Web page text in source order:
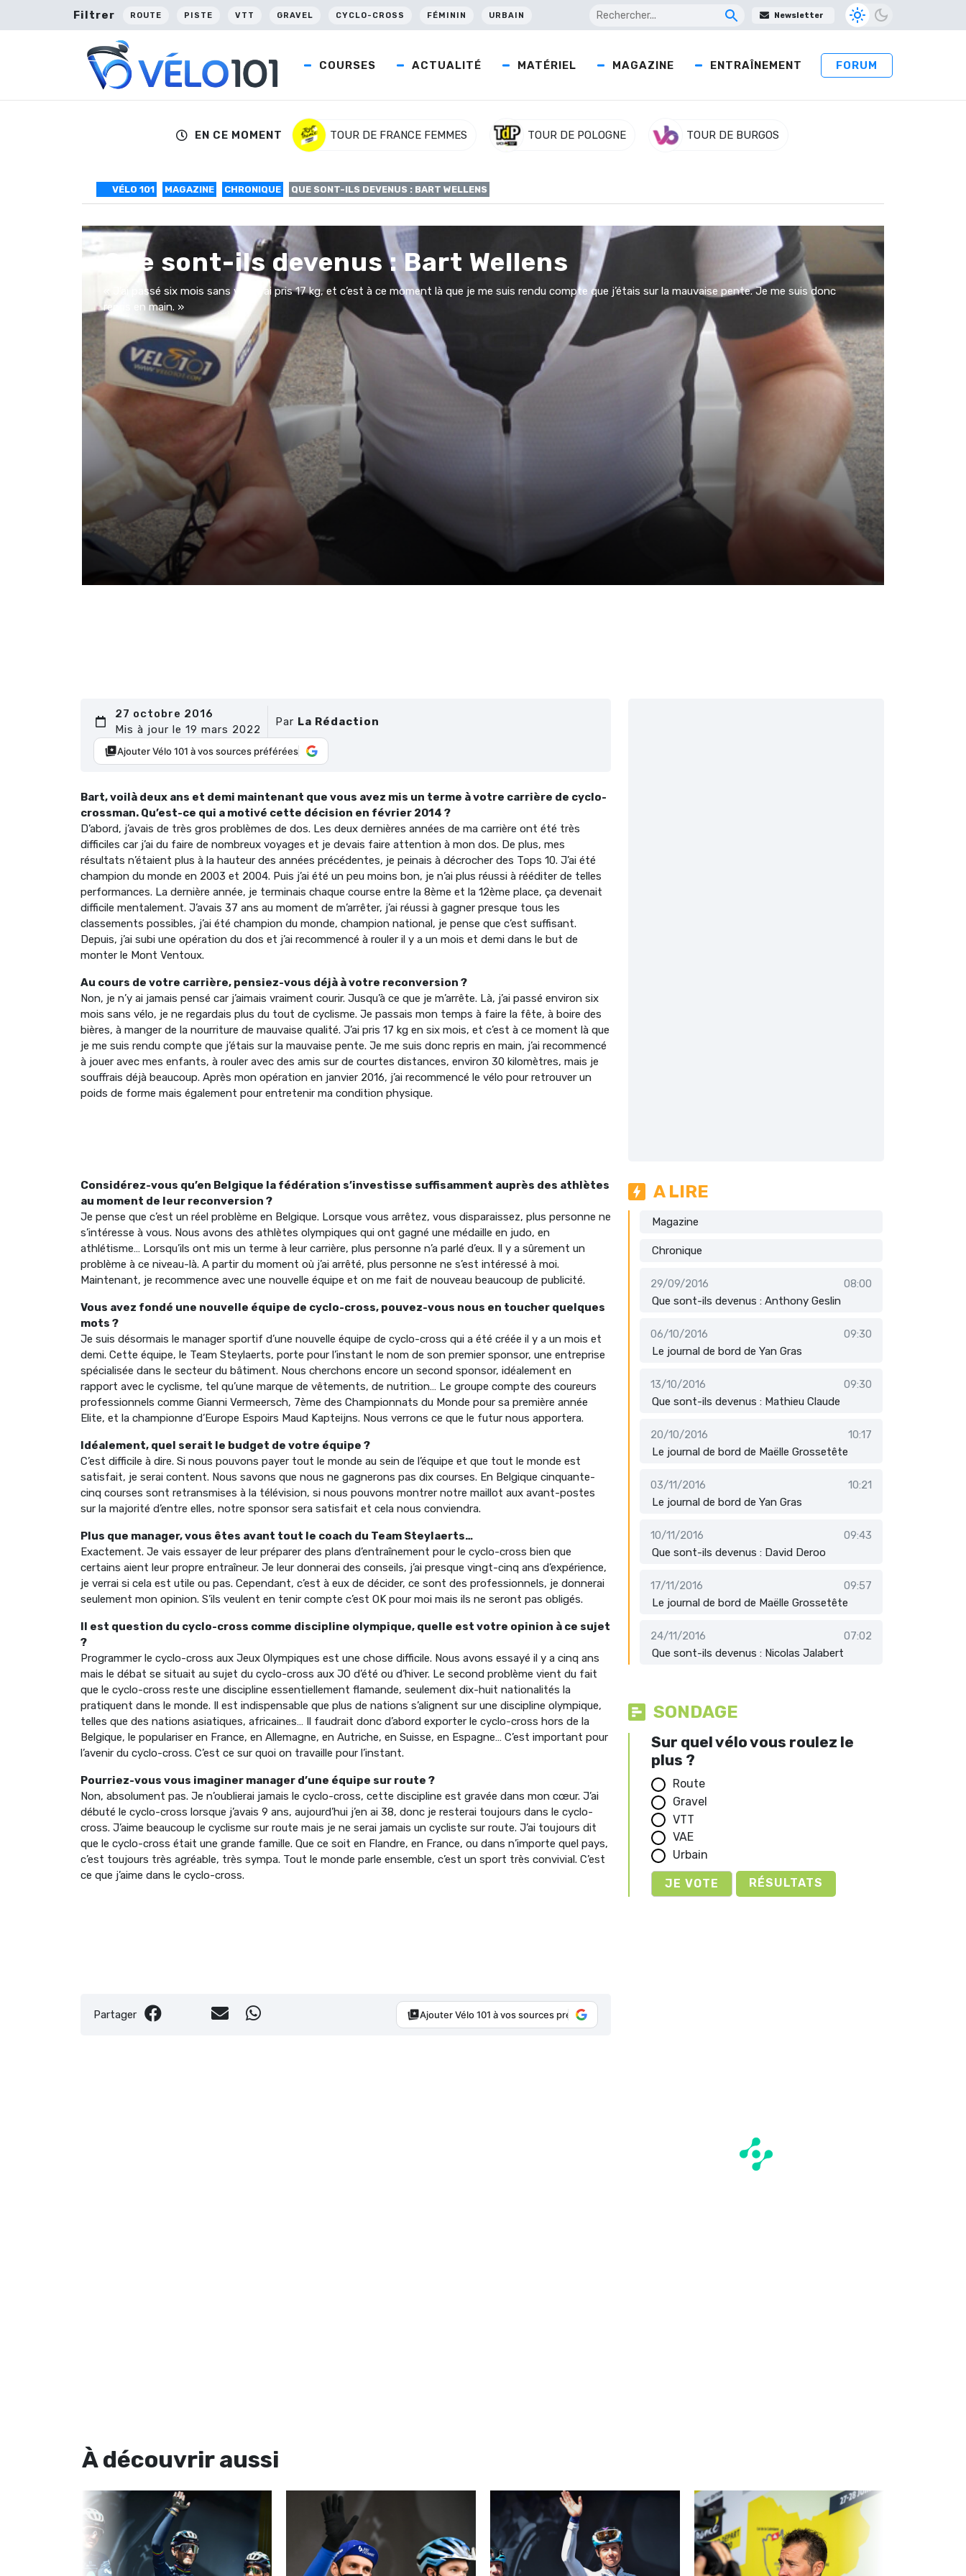
Filtrer ROUTE PISTE VTT GRAVEL CYCLO-CROSS FÉMININ URBAIN Newsletter
COURSES ACTUALITÉ MATÉRIEL MAGAZINE ENTRAÎNEMENT FORUM
EN CE MOMENT TOUR DE FRANCE FEMMES TOUR DE POLOGNE TOUR DE BURGOS
VÉLO 101 MAGAZINE CHRONIQUE QUE SONT-ILS DEVENUS : BART WELLENS
Que sont-ils devenus : Bart Wellens
« J’ai passé six mois sans vélo, j’ai pris 17 kg, et c’est à ce moment là que je me suis rendu compte que j’étais sur la mauvaise pente. Je me suis donc
repris en main. »
27 octobre 2016
Mis à jour le 19 mars 2022
Par La Rédaction
Ajouter Vélo 101 à vos sources préférées
Bart, voilà deux ans et demi maintenant que vous avez mis un terme à votre carrière de cyclo-
crossman. Qu’est-ce qui a motivé cette décision en février 2014 ?
D’abord, j’avais de très gros problèmes de dos. Les deux dernières années de ma carrière ont été très
difficiles car j’ai du faire de nombreux voyages et je devais faire attention à mon dos. De plus, mes
résultats n’étaient plus à la hauteur des années précédentes, je peinais à décrocher des Tops 10. J’ai été
champion du monde en 2003 et 2004. Puis j’ai été un peu moins bon, je n’ai plus réussi à rééditer de telles
performances. La dernière année, je terminais chaque course entre la 8ème et la 12ème place, ça devenait
difficile mentalement. J’avais 37 ans au moment de m’arrêter, j’ai réussi à gagner presque tous les
classements possibles, j’ai été champion du monde, champion national, je pense que c’est suffisant.
Depuis, j’ai subi une opération du dos et j’ai recommencé à rouler il y a un mois et demi dans le but de
monter le Mont Ventoux.
Au cours de votre carrière, pensiez-vous déjà à votre reconversion ?
Non, je n’y ai jamais pensé car j’aimais vraiment courir. Jusqu’à ce que je m’arrête. Là, j’ai passé environ six
mois sans vélo, je ne regardais plus du tout de cyclisme. Je passais mon temps à faire la fête, à boire des
bières, à manger de la nourriture de mauvaise qualité. J’ai pris 17 kg en six mois, et c’est à ce moment là que
je me suis rendu compte que j’étais sur la mauvaise pente. Je me suis donc repris en main, j’ai recommencé
à jouer avec mes enfants, à rouler avec des amis sur de courtes distances, environ 30 kilomètres, mais je
souffrais déjà beaucoup. Après mon opération en janvier 2016, j’ai recommencé le vélo pour retrouver un
poids de forme mais également pour entretenir ma condition physique.
Considérez-vous qu’en Belgique la fédération s’investisse suffisamment auprès des athlètes
au moment de leur reconversion ?
Je pense que c’est un réel problème en Belgique. Lorsque vous arrêtez, vous disparaissez, plus personne ne
s’intéresse à vous. Nous avons des athlètes olympiques qui ont gagné une médaille en judo, en
athlétisme… Lorsqu’ils ont mis un terme à leur carrière, plus personne n’a parlé d’eux. Il y a sûrement un
problème à ce niveau-là. A partir du moment où j’ai arrêté, plus personne ne s’est intéressé à moi.
Maintenant, je recommence avec une nouvelle équipe et on me fait de nouveau beaucoup de publicité.
Vous avez fondé une nouvelle équipe de cyclo-cross, pouvez-vous nous en toucher quelques
mots ?
Je suis désormais le manager sportif d’une nouvelle équipe de cyclo-cross qui a été créée il y a un mois et
demi. Cette équipe, le Team Steylaerts, porte pour l’instant le nom de son premier sponsor, une entreprise
spécialisée dans le secteur du bâtiment. Nous cherchons encore un second sponsor, idéalement en
rapport avec le cyclisme, tel qu’une marque de vêtements, de nutrition… Le groupe compte des coureurs
professionnels comme Gianni Vermeersch, 7ème des Championnats du Monde pour sa première année
Elite, et la championne d’Europe Espoirs Maud Kapteijns. Nous verrons ce que le futur nous apportera.
Idéalement, quel serait le budget de votre équipe ?
C’est difficile à dire. Si nous pouvons payer tout le monde au sein de l’équipe et que tout le monde est
satisfait, je serai content. Nous savons que nous ne gagnerons pas dix courses. En Belgique cinquante-
cinq courses sont retransmises à la télévision, si nous pouvons montrer notre maillot aux avant-postes
sur la majorité d’entre elles, notre sponsor sera satisfait et cela nous conviendra.
Plus que manager, vous êtes avant tout le coach du Team Steylaerts…
Exactement. Je vais essayer de leur préparer des plans d’entraînement pour le cyclo-cross bien que
certains aient leur propre entraîneur. Je leur donnerai des conseils, j’ai presque vingt-cinq ans d’expérience,
je verrai si cela est utile ou pas. Cependant, c’est à eux de décider, ce sont des professionnels, je donnerai
seulement mon opinion. S’ils veulent en tenir compte c’est OK pour moi mais ils ne seront pas obligés.
Il est question du cyclo-cross comme discipline olympique, quelle est votre opinion à ce sujet
?
Programmer le cyclo-cross aux Jeux Olympiques est une chose difficile. Nous avons essayé il y a cinq ans
mais le débat se situait au sujet du cyclo-cross aux JO d’été ou d’hiver. Le second problème vient du fait
que le cyclo-cross reste une discipline essentiellement flamande, seulement dix-huit nationalités la
pratiquent dans le monde. Il est indispensable que plus de nations s’alignent sur une discipline olympique,
telles que des nations asiatiques, africaines… Il faudrait donc d’abord exporter le cyclo-cross hors de la
Belgique, le populariser en France, en Allemagne, en Autriche, en Suisse, en Espagne… C’est important pour
l’avenir du cyclo-cross. C’est ce sur quoi on travaille pour l’instant.
Pourriez-vous vous imaginer manager d’une équipe sur route ?
Non, absolument pas. Je n’oublierai jamais le cyclo-cross, cette discipline est gravée dans mon cœur. J’ai
débuté le cyclo-cross lorsque j’avais 9 ans, aujourd’hui j’en ai 38, donc je resterai toujours dans le cyclo-
cross. J’aime beaucoup le cyclisme sur route mais je ne serai jamais un cycliste sur route. J’ai toujours dit
que le cyclo-cross était une grande famille. Que ce soit en Flandre, en France, ou dans n’importe quel pays,
c’est toujours très agréable, très sympa. Tout le monde parle ensemble, c’est un sport très convivial. C’est
ce que j’aime dans le cyclo-cross.
Partager Ajouter Vélo 101 à vos sources préférées
A LIRE
Magazine
Chronique
29/09/2016
08:00
Que sont-ils devenus : Anthony Geslin
06/10/2016
09:30
Le journal de bord de Yan Gras
13/10/2016
09:30
Que sont-ils devenus : Mathieu Claude
20/10/2016
10:17
Le journal de bord de Maëlle Grossetête
03/11/2016
10:21
Le journal de bord de Yan Gras
10/11/2016
09:43
Que sont-ils devenus : David Deroo
17/11/2016
09:57
Le journal de bord de Maëlle Grossetête
24/11/2016
07:02
Que sont-ils devenus : Nicolas Jalabert
SONDAGE
Sur quel vélo vous roulez le
plus ?
Route
Gravel
VTT
VAE
Urbain
RÉSULTATS
À découvriraussi